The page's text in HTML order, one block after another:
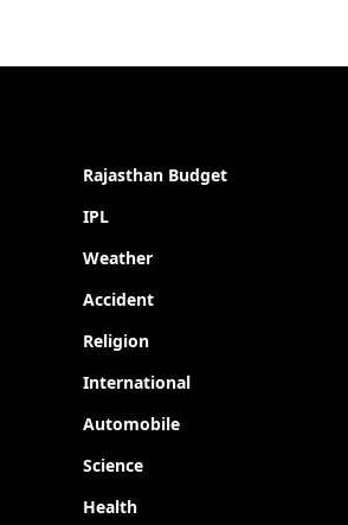
Rajasthan Budget
IPL
Weather
Accident
Religion
International
Automobile
Science
Health